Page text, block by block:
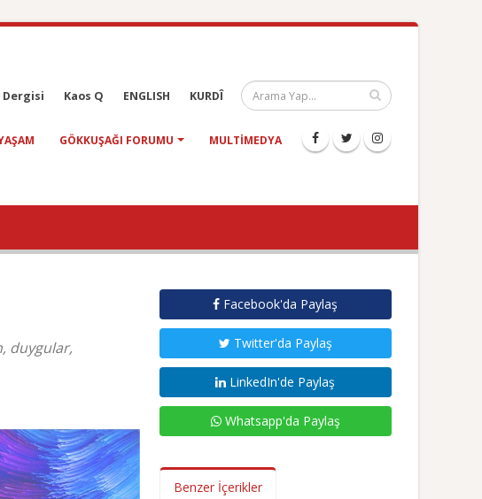
Dergisi Kaos Q ENGLISH KURDÎ
GÖKKUŞAĞI FORUMU MULTIMEDYA
duygular,
Facebook'da Paylaş
Twitter'da Paylaş
LinkedIn'de Paylaş
Whatsapp'da Paylaş
Benzer İçerikler